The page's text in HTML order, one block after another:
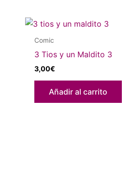
Comic
3 Tios y un Maldito 3
3,00€
Añadir al carrito